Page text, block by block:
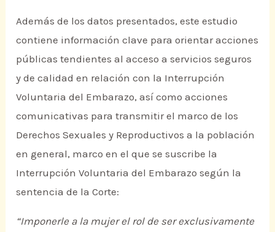
Además de los datos presentados, este estudio
contiene información clave para orientar acciones
públicas tendientes al acceso a servicios seguros
y de calidad en relación con la Interrupción
Voluntaria del Embarazo, así como acciones
comunicativas para transmitir el marco de los
Derechos Sexuales y Reproductivos a la población
en general, marco en el que se suscribe la
Interrupción Voluntaria del Embarazo según la
sentencia de la Corte:
“Imponerle a la mujer el rol de ser exclusivamente